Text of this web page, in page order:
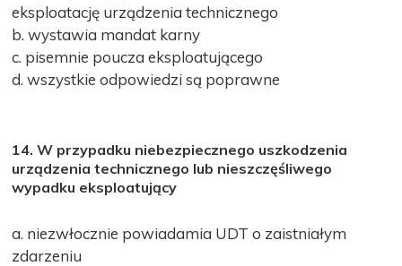
eksploatację urządzenia technicznego
b. wystawia mandat karny
c. pisemnie poucza eksploatującego
d. wszystkie odpowiedzi są poprawne
14. W przypadku niebezpiecznego uszkodzenia
urządzenia technicznego lub nieszczęśliwego
wypadku eksploatujący
a. niezwłocznie powiadamia UDT o zaistniałym
zdarzeniu